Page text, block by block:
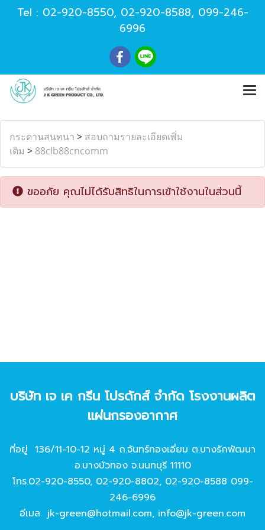
Tel : 02-920-8550, 02-920-8588, 099-246-
6996
กระดานสนทนา > สอบถามรายละเอียดเพิ่ม
เติม > 88clb88cncomm
ขออภัย คุณไม่ได้รับสิทธิในการเข้าใช้งานในส่วนนี้
บริษัท เจ เค กรีน โปรดักส์ จํากัด โรงงานผลิต
แผ่นกรองอากาศ
ที่อยู่ 136/11-10-12 หมู่ 4 ถ.จันทร์ทองเอี่ยม ต.บางรักพัฒนา
อ.บางบัวทอง จ.นนทบุรี 11110
โทร.02-920-8550, 02-920-8802, 02-920-8588 099-
246-6996
อีเมล jk-green@hotmail.com, info@jk-green.com